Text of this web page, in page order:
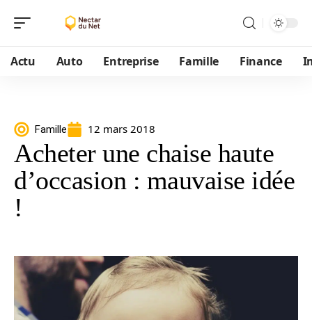
Actu Auto Entreprise Famille Finance
Famille 12 mars 2018
Acheter une chaise haute
d’occasion : mauvaise idée
!